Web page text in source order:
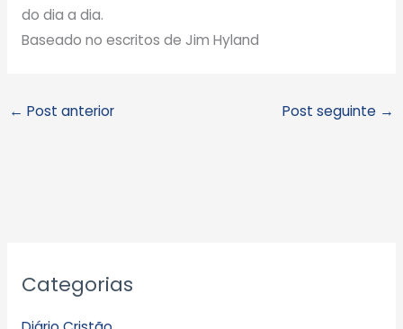
do dia a dia.
Baseado no escritos de Jim Hyland
← Post anterior Post seguinte →
Categorias
r